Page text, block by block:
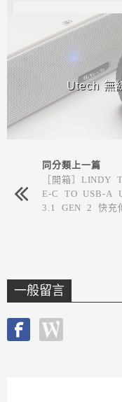
Utech 無
同分類上一篇
［開箱］LINDY
E-C TO USB-A
3.1 GEN 2 快充
一般留言